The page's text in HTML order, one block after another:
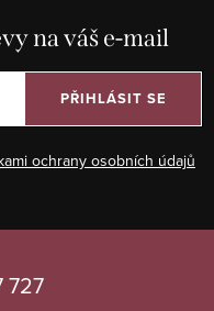
na váš e-mail
ochrany osobních údajů
PŘIHLÁSIT SE
727